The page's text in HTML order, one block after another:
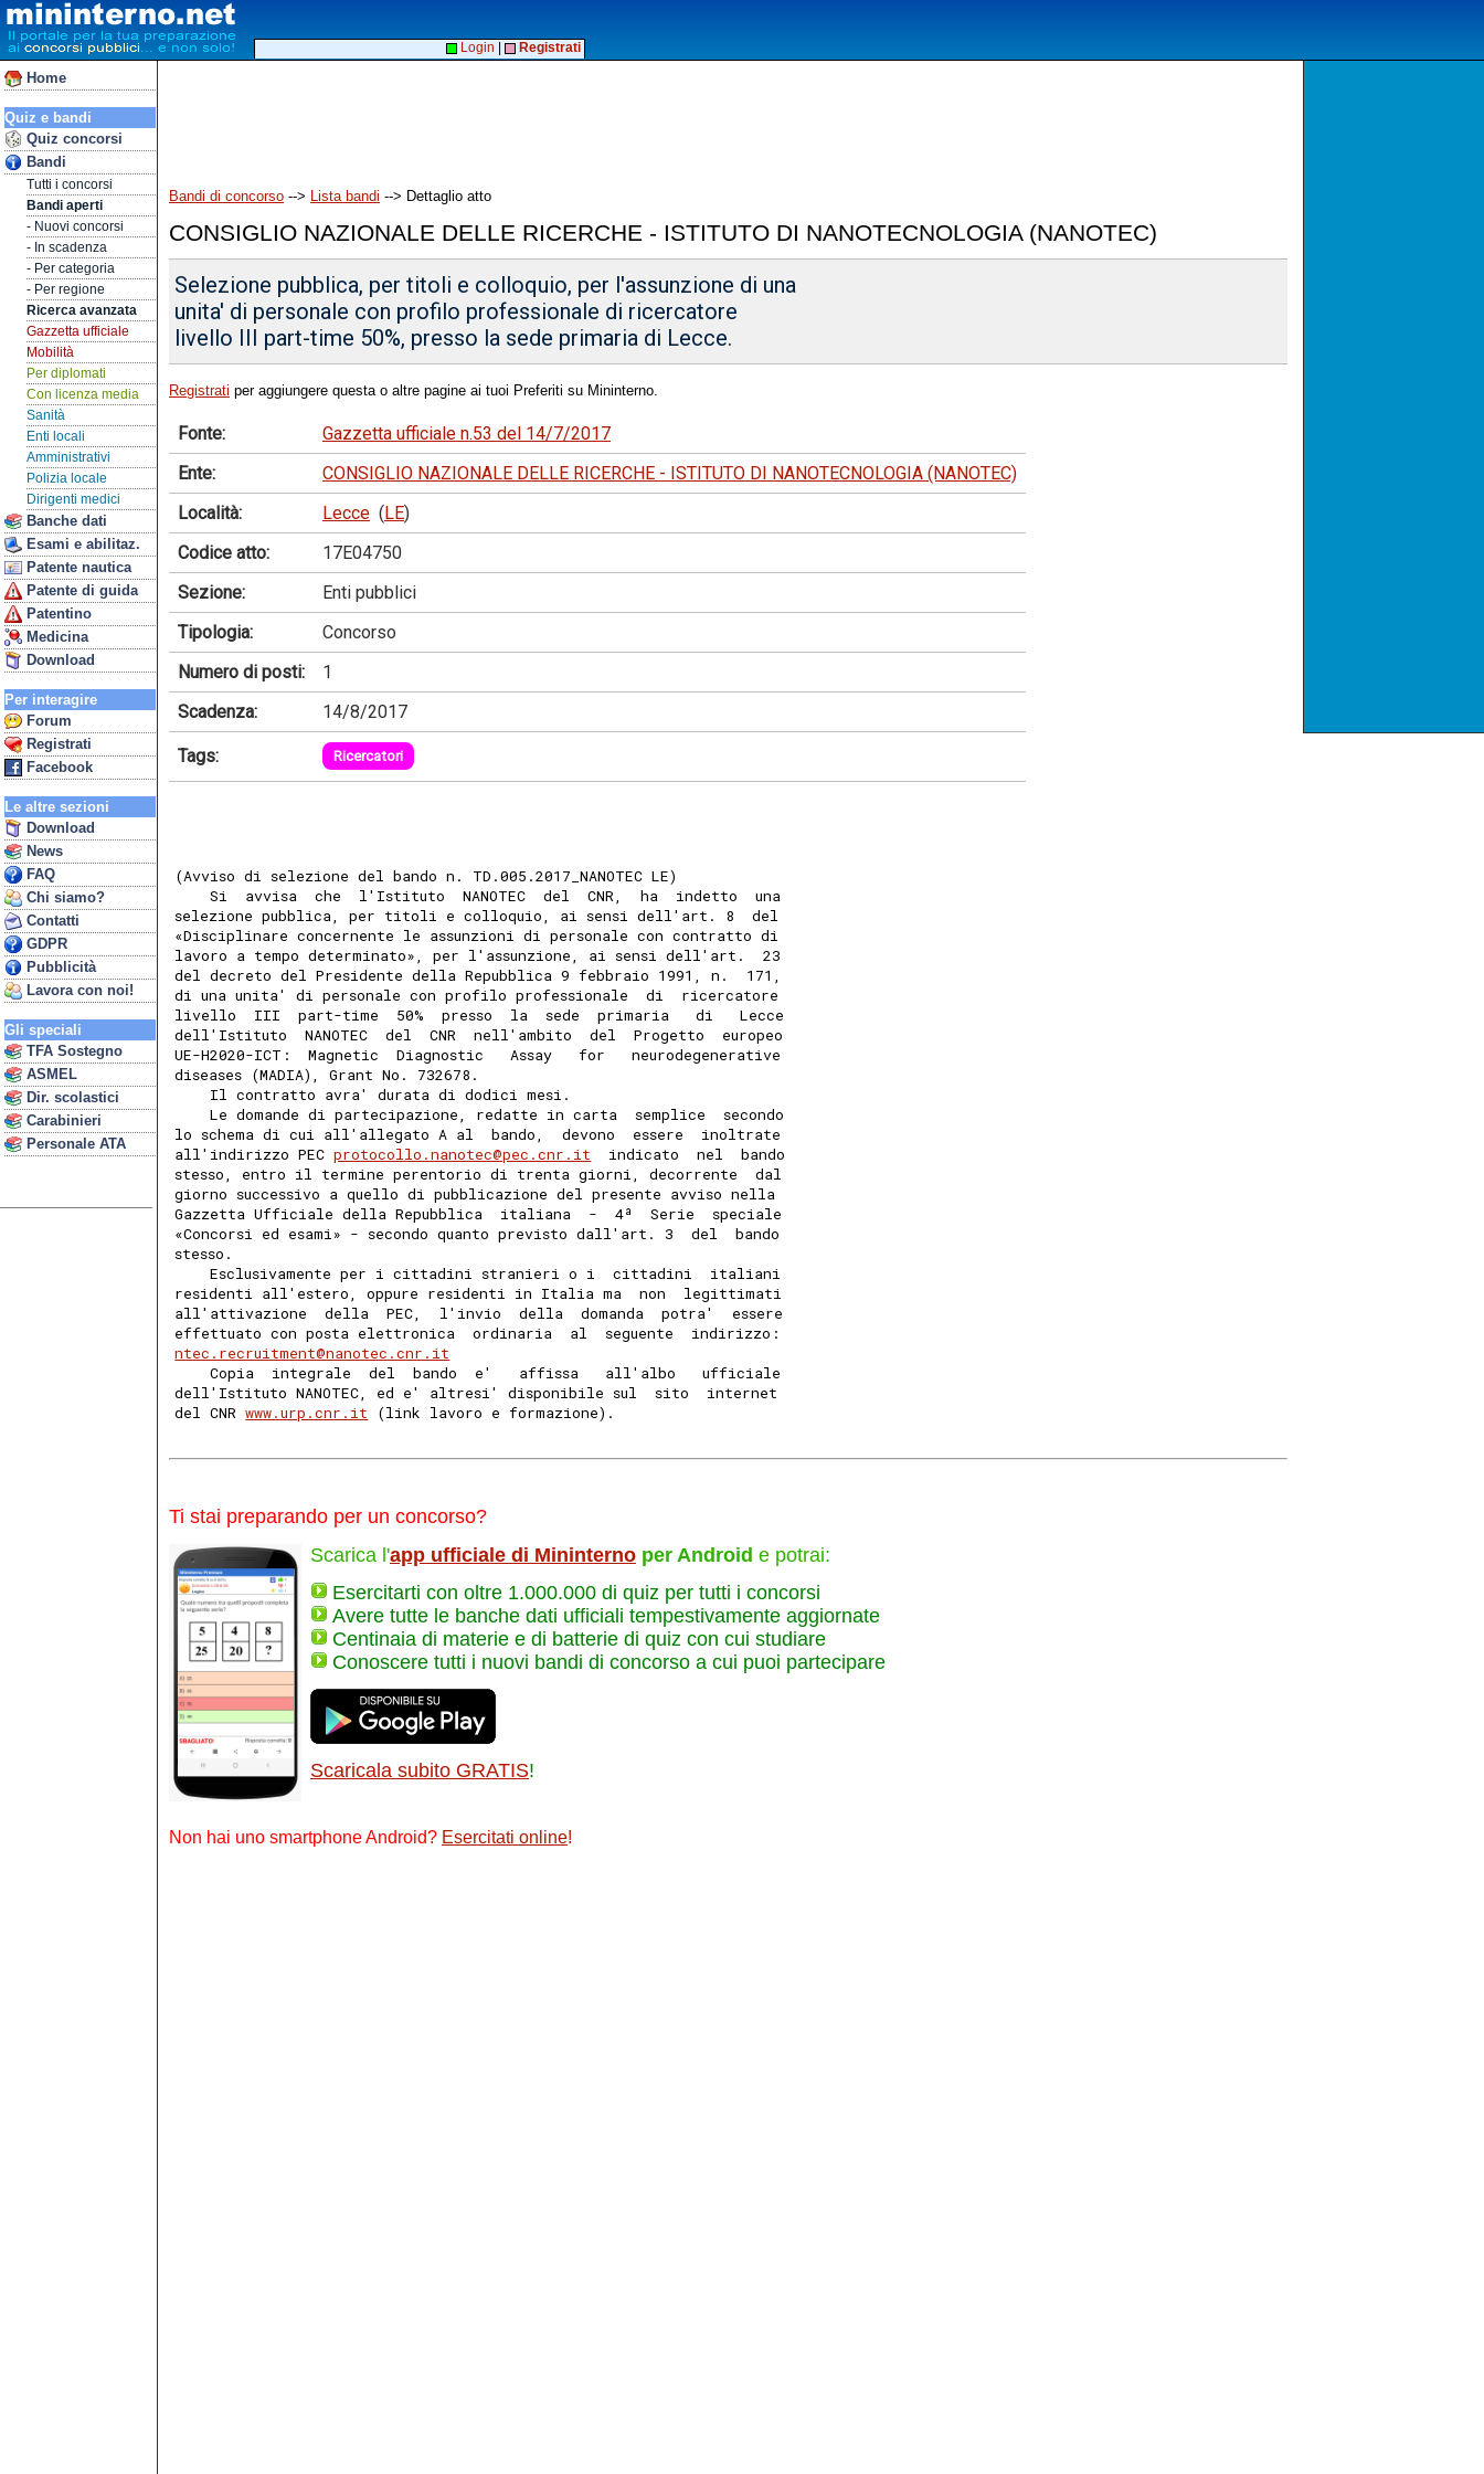
Home
Quiz e bandi
Quiz concorsi
Bandi
Tutti i concorsi
Bandi aperti
- Nuovi concorsi
- In scadenza
- Per categoria
- Per regione
Ricerca avanzata
Gazzetta ufficiale
Mobilità
Per diplomati
Con licenza media
Sanità
Enti locali
Amministrativi
Polizia locale
Dirigenti medici
Banche dati
Esami e abilitaz.
Patente nautica
Patente di guida
Patentino
Medicina
Download
Per interagire
Forum
Registrati
Facebook
Le altre sezioni
Download
News
FAQ
Chi siamo?
Contatti
GDPR
Pubblicità
Lavora con noi!
Gli speciali
TFA Sostegno
ASMEL
Dir. scolastici
Carabinieri
Personale ATA
Login Registrati
Bandi di concorso --> Lista bandi --> Dettaglio atto
CONSIGLIO NAZIONALE DELLE RICERCHE - ISTITUTO DI NANOTECNOLOGIA (NANOTEC)
Selezione pubblica, per titoli e colloquio, per l'assunzione di una
unita' di personale con profilo professionale di ricercatore
livello III part-time 50%, presso la sede primaria di Lecce.
Registrati per aggiungere questa o altre pagine ai tuoi Preferiti su Mininterno.
Fonte:
Gazzetta ufficiale n.53 del 14/7/2017
Ente:
CONSIGLIO NAZIONALE DELLE RICERCHE - ISTITUTO DI NANOTECNOLOGIA (NANOTEC)
Località:
Lecce (LE)
Codice atto:
17E04750
Sezione:
Enti pubblici
Tipologia:
Concorso
Numero di posti:
1
Scadenza:
14/8/2017
Tags: Ricercatori
(Avviso di selezione del bando n. TD.005.2017_NANOTEC LE)
    Si  avvisa  che  l'Istituto  NANOTEC  del  CNR,  ha  indetto  una
selezione pubblica, per titoli e colloquio, ai sensi dell'art. 8  del
«Disciplinare concernente le assunzioni di personale con contratto di
lavoro a tempo determinato», per l'assunzione, ai sensi dell'art.  23
del decreto del Presidente della Repubblica 9 febbraio 1991, n.  171,
di una unita' di personale con profilo professionale  di  ricercatore
livello  III  part-time  50%  presso  la  sede  primaria   di   Lecce
dell'Istituto  NANOTEC  del  CNR  nell'ambito  del  Progetto  europeo
UE-H2020-ICT:  Magnetic  Diagnostic   Assay   for   neurodegenerative
diseases (MADIA), Grant No. 732678.
    Il contratto avra' durata di dodici mesi.
    Le domande di partecipazione, redatte in carta  semplice  secondo
lo schema di cui all'allegato A al  bando,  devono  essere  inoltrate
all'indirizzo PEC protocollo.nanotec@pec.cnr.it
  indicato  nel  bando
stesso, entro il termine perentorio di trenta giorni, decorrente  dal
giorno successivo a quello di pubblicazione del presente avviso nella
Gazzetta Ufficiale della Repubblica  italiana  -  4ª  Serie  speciale
«Concorsi ed esami» - secondo quanto previsto dall'art. 3  del  bando
stesso.
    Esclusivamente per i cittadini stranieri o i  cittadini  italiani
residenti all'estero, oppure residenti in Italia ma  non  legittimati
all'attivazione  della  PEC,  l'invio  della  domanda  potra'  essere
effettuato con posta elettronica  ordinaria  al  seguente  indirizzo:
ntec.recruitment@nanotec.cnr.it
    Copia  integrale  del  bando  e'   affissa   all'albo   ufficiale
dell'Istituto NANOTEC, ed e' altresi' disponibile sul  sito  internet
del CNR www.urp.cnr.it (link lavoro e formazione).
Ti stai preparando per un concorso?
Scarica l'app ufficiale di Mininterno per Android e potrai:
Esercitarti con oltre 1.000.000 di quiz per tutti i concorsi
Avere tutte le banche dati ufficiali tempestivamente aggiornate
Centinaia di materie e di batterie di quiz con cui studiare
Conoscere tutti i nuovi bandi di concorso a cui puoi partecipare
Scaricala subito GRATIS!
Non hai uno smartphone Android? Esercitati online!